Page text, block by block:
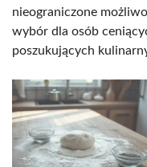
nieograniczone
wybór dla osób
poszukujących